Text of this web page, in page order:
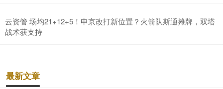
云资管 场均21+12+5！申京改打新位置？火箭队斯通摊牌，双塔
战术获支持
最新文章